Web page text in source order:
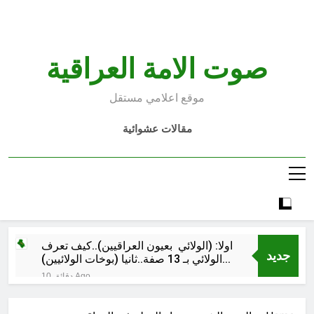
صوت الامة العراقية
موقع اعلامي مستقل
مقالات عشوائية
جديد
اولا: (الولائي بعيون العراقيين)..كيف تعرف
الولائي بـ 13 صفة..ثانيا (بوخات الولائيين)
بالعراق (جر الشيعة..لحرب مع سوريا
الجولاني) و(قصف السعودية) و(استهداف
10 دقائق Ago